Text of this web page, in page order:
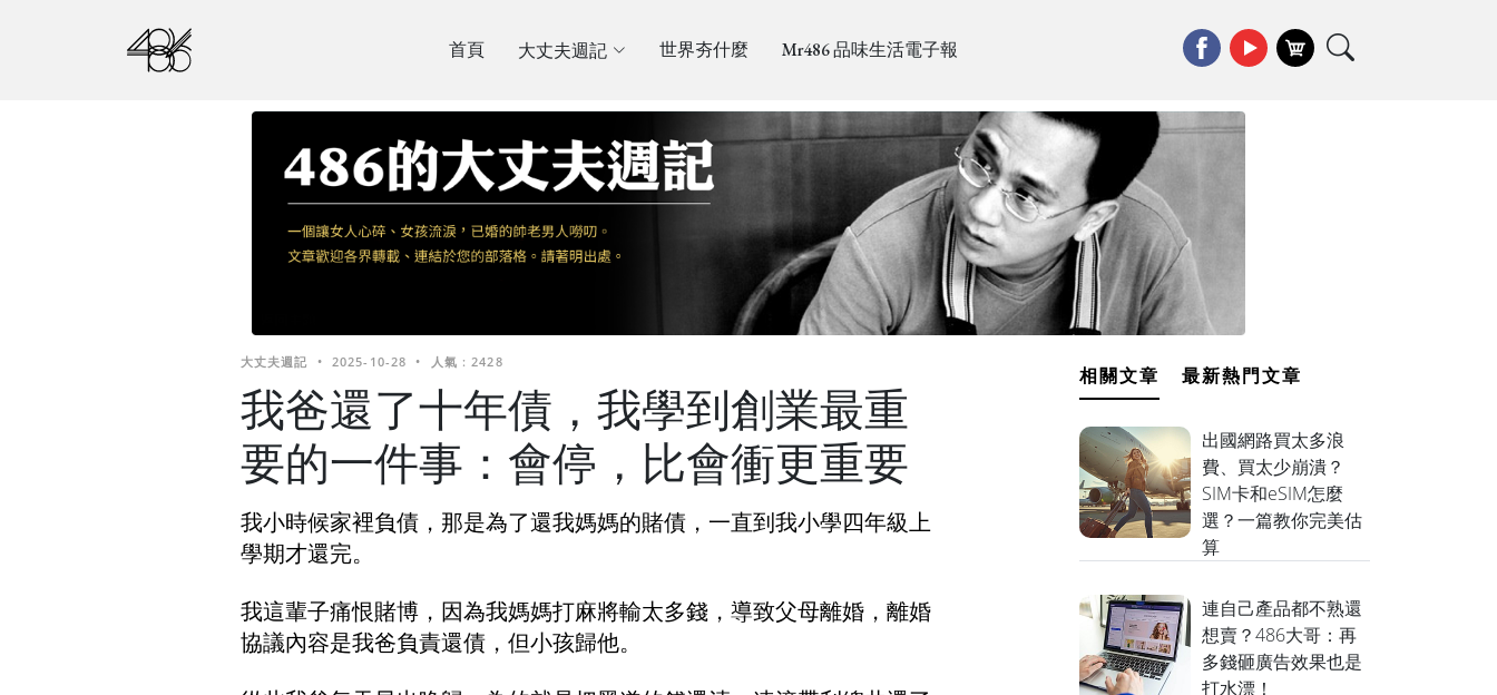
首頁 大丈夫週記 世界夯什麼 Mr486 品味生活電子報
大丈夫週記 • 2025-10-28 • 人氣 : 2428
我爸還了十年債，我學到創業最重
要的一件事：會停，比會衝更重要
我小時候家裡負債，那是為了還我媽媽的賭債，一直到我小學四年級上
學期才還完。
我這輩子痛恨賭博，因為我媽媽打麻將輸太多錢，導致父母離婚，離婚
協議內容是我爸負責還債，但小孩歸他。
相關文章 最新熱門文章
出國網路買太多浪
費、買太少崩潰？
SIM卡和eSIM怎麼
選？一篇教你完美估
算
連自己產品都不熟還
想賣？486大哥：再
多錢砸廣告效果也是
打水漂！